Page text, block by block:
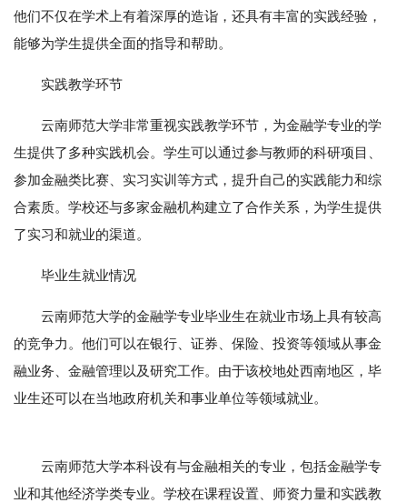
他们不仅在学术上有着深厚的造诣，还具有丰富的实践经验，
能够为学生提供全面的指导和帮助。
实践教学环节
云南师范大学非常重视实践教学环节，为金融学专业的学
生提供了多种实践机会。学生可以通过参与教师的科研项目、
参加金融类比赛、实习实训等方式，提升自己的实践能力和综
合素质。学校还与多家金融机构建立了合作关系，为学生提供
了实习和就业的渠道。
毕业生就业情况
云南师范大学的金融学专业毕业生在就业市场上具有较高
的竞争力。他们可以在银行、证券、保险、投资等领域从事金
融业务、金融管理以及研究工作。由于该校地处西南地区，毕
业生还可以在当地政府机关和事业单位等领域就业。
云南师范大学本科设有与金融相关的专业，包括金融学专
业和其他经济学类专业。学校在课程设置、师资力量和实践教